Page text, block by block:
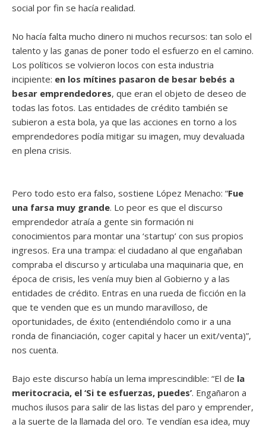
social por fin se hacía realidad.
No hacía falta mucho dinero ni muchos recursos: tan solo el
talento y las ganas de poner todo el esfuerzo en el camino.
Los políticos se volvieron locos con esta industria
incipiente: en los mítines pasaron de besar bebés a
besar emprendedores, que eran el objeto de deseo de
todas las fotos. Las entidades de crédito también se
subieron a esta bola, ya que las acciones en torno a los
emprendedores podía mitigar su imagen, muy devaluada
en plena crisis.
Pero todo esto era falso, sostiene López Menacho: “Fue
una farsa muy grande. Lo peor es que el discurso
emprendedor atraía a gente sin formación ni
conocimientos para montar una ‘startup’ con sus propios
ingresos. Era una trampa: el ciudadano al que engañaban
compraba el discurso y articulaba una maquinaria que, en
época de crisis, les venía muy bien al Gobierno y a las
entidades de crédito. Entras en una rueda de ficción en la
que te venden que es un mundo maravilloso, de
oportunidades, de éxito (entendiéndolo como ir a una
ronda de financiación, coger capital y hacer un exit/venta)”,
nos cuenta.
Bajo este discurso había un lema imprescindible: “El de la
meritocracia, el ‘Si te esfuerzas, puedes’. Engañaron a
muchos ilusos para salir de las listas del paro y emprender,
a la suerte de la llamada del oro. Te vendían esa idea, muy